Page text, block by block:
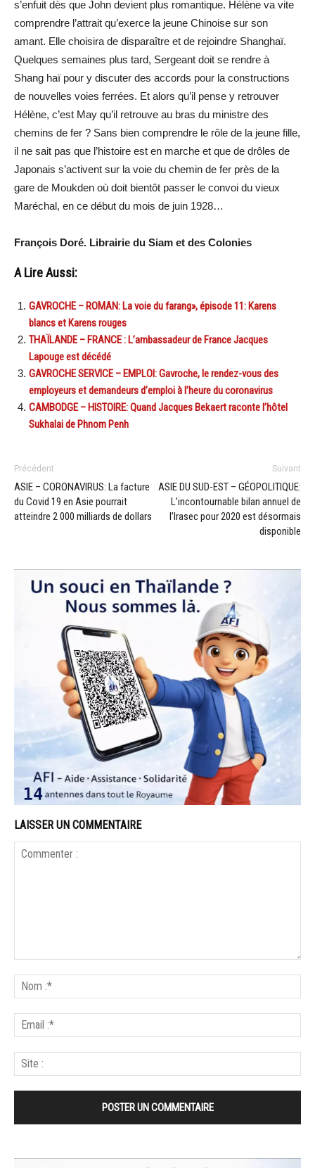
s’enfuit dès que John devient plus romantique. Hélène va vite
comprendre l’attrait qu’exerce la jeune Chinoise sur son
amant. Elle choisira de disparaître et de rejoindre Shanghaï.
Quelques semaines plus tard, Sergeant doit se rendre à
Shang haï pour y discuter des accords pour la constructions
de nouvelles voies ferrées. Et alors qu’il pense y retrouver
Hélène, c’est May qu’il retrouve au bras du ministre des
chemins de fer ? Sans bien comprendre le rôle de la jeune fille,
il ne sait pas que l’histoire est en marche et que de drôles de
Japonais s’activent sur la voie du chemin de fer près de la
gare de Moukden où doit bientôt passer le convoi du vieux
Maréchal, en ce début du mois de juin 1928…
François Doré. Librairie du Siam et des Colonies
A Lire Aussi:
GAVROCHE – ROMAN: La voie du farang», épisode 11: Karens
blancs et Karens rouges
THAÏLANDE – FRANCE : L’ambassadeur de France Jacques
Lapouge est décédé
GAVROCHE SERVICE – EMPLOI: Gavroche, le rendez-vous des
employeurs et demandeurs d’emploi à l’heure du coronavirus
CAMBODGE – HISTOIRE: Quand Jacques Bekaert raconte l’hôtel
Sukhalai de Phnom Penh
Précédent
ASIE – CORONAVIRUS: La facture
du Covid 19 en Asie pourrait
atteindre 2 000 milliards de dollars
Suivant
ASIE DU SUD-EST – GÉOPOLITIQUE:
L’incontournable bilan annuel de
l’Irasec pour 2020 est désormais
disponible
LAISSER UN COMMENTAIRE